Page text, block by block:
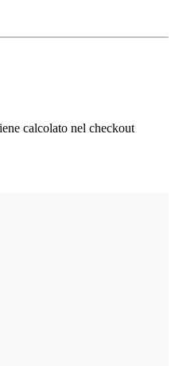
calcolato nel checkout